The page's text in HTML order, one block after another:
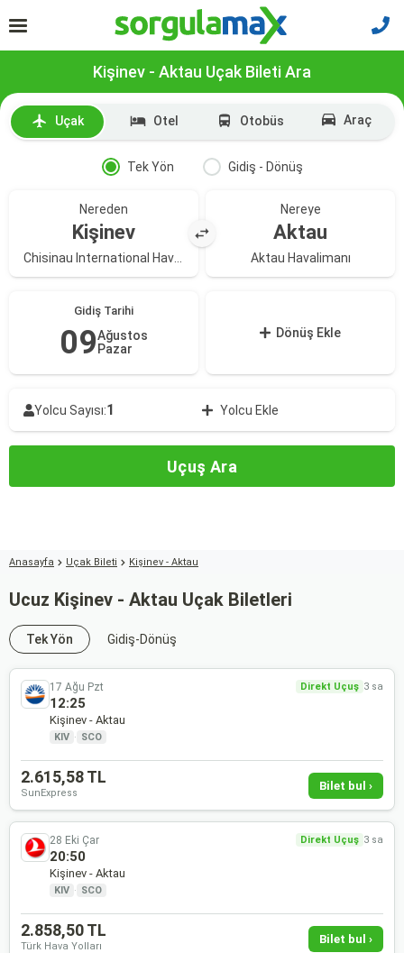
Kişinev - Aktau Uçak Bileti Ara
Uçak Otel Otobüs Araç
Tek Yön Gidiş - Dönüş
Nereden
Kişinev
Nereye
Aktau
Aktau Havalimanı
Gidiş Tarihi
09Ağustos
Pazar
Dönüş Ekle
Yolcu Sayısı:1 Yolcu Ekle
Uçuş Ara
Anasayfa Uçak Bileti Kişinev - Aktau
Ucuz Kişinev - Aktau Uçak Biletleri
Tek Yön Gidiş-Dönüş
17 Ağu Pzt Direkt Uçuş 3 sa
12:25
Kişinev - Aktau
KIV · SCO
2.615,58 TL
SunExpress
Bilet bul ›
28 Eki Çar Direkt Uçuş 3 sa
20:50
Kişinev - Aktau
KIV · SCO
2.858,50 TL
Türk Hava Yolları
Bilet bul ›